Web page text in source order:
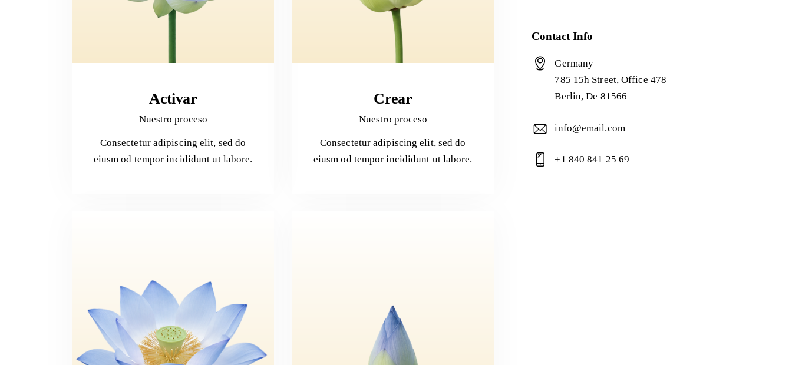
Activar
Nuestro proceso
Consectetur adipiscing elit, sed do
eiusm od tempor incididunt ut labore.
Crear
Nuestro proceso
Consectetur adipiscing elit, sed do
eiusm od tempor incididunt ut labore.
Contact Info
Germany —
785 15h Street, Office 478
Berlin, De 81566
info@email.com
+1 840 841 25 69